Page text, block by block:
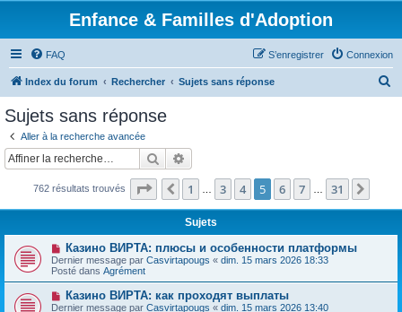
Enfance & Familles d'Adoption
FAQ Connexion
S’enregistrer
Index du forum Rechercher Sujets sans réponse
c
Sujets sans réponse
Aller à la recherche avancée
Rechercher
762 résultats trouvés Page sur 31
Précédente
1 3 4 5 6 7 31
Sujets
N
o
u
v
e
a
u
Казино ВИРТА: плюсы и особенности платформы
Dernier message par Casvirtapougs « dim. 15 mars 2026 18:33
Posté dans Agrément
N
o
Казино ВИРТА: как проходят выплаты
Dernier message par Casvirtapougs « dim. 15 mars 2026 13:40